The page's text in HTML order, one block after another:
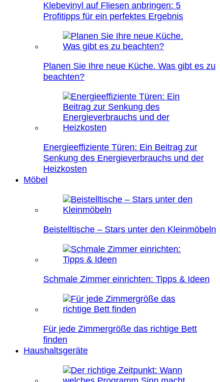
Klebevinyl auf Fliesen anbringen: 5
Profitipps für ein perfektes Ergebnis
Planen Sie Ihre neue Küche. Was gibt es zu
beachten?
Energieeffiziente Türen: Ein Beitrag zur
Senkung des Energieverbrauchs und der
Heizkosten
Möbel
Beistelltische – Stars unter den Kleinmöbeln
Schmale Zimmer einrichten: Tipps & Ideen
Für jede Zimmergröße das richtige Bett
finden
Haushaltsgeräte